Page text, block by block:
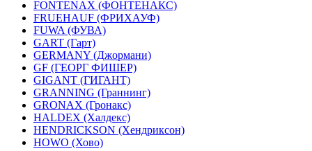
FONTENAX (ФОНТЕНАКС)
FRUEHAUF (ФРИХАУФ)
FUWA (ФУВА)
GART (Гарт)
GERMANY (Джормани)
GF (ГЕОРГ ФИШЕР)
GIGANT (ГИГАНТ)
GRANNING (Граннинг)
GRONAX (Гронакс)
HALDEX (Халдекс)
HENDRICKSON (Хендриксон)
HOWO (Хово)